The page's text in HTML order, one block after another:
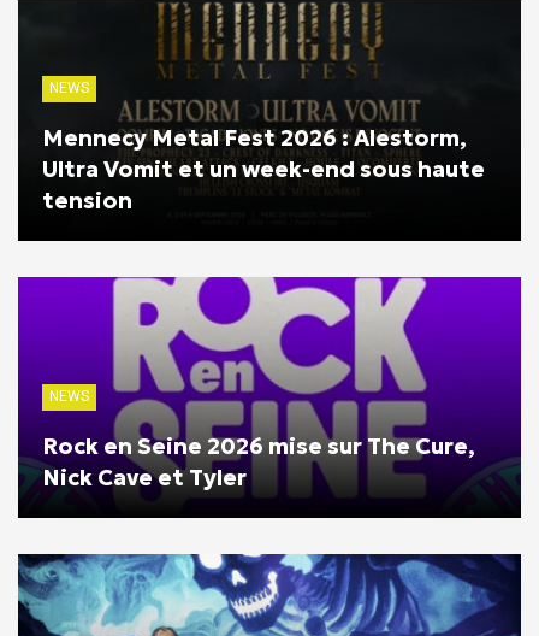
NEWS
Mennecy Metal Fest 2026 : Alestorm,
Ultra Vomit et un week-end sous haute
tension
NEWS
Rock en Seine 2026 mise sur The Cure,
Nick Cave et Tyler